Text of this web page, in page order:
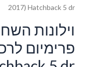
2017) Hatchback 5 dr
וילונות